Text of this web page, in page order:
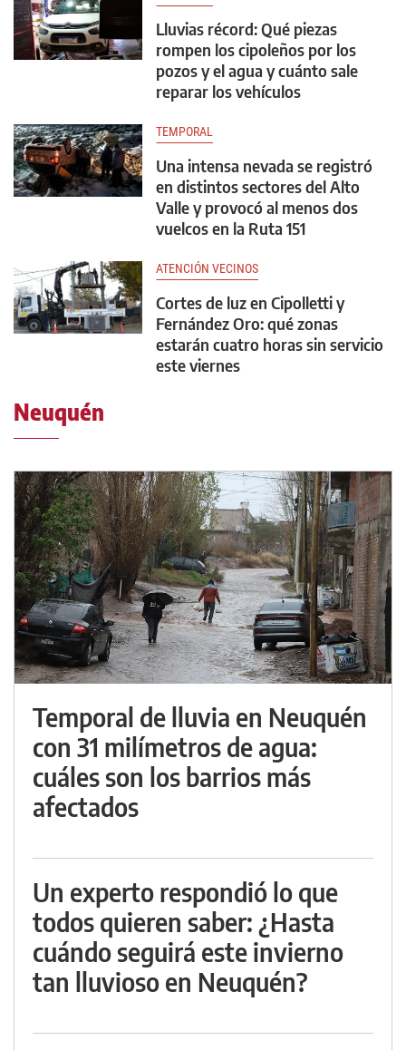
Lluvias récord: Qué piezas
rompen los cipoleños por los
pozos y el agua y cuánto sale
reparar los vehículos
TEMPORAL
Una intensa nevada se registró
en distintos sectores del Alto
Valle y provocó al menos dos
vuelcos en la Ruta 151
ATENCIÓN VECINOS
Cortes de luz en Cipolletti y
Fernández Oro: qué zonas
estarán cuatro horas sin servicio
este viernes
Neuquén
Temporal de lluvia en Neuquén
con 31 milímetros de agua:
cuáles son los barrios más
afectados
Un experto respondió lo que
todos quieren saber: ¿Hasta
cuándo seguirá este invierno
tan lluvioso en Neuquén?